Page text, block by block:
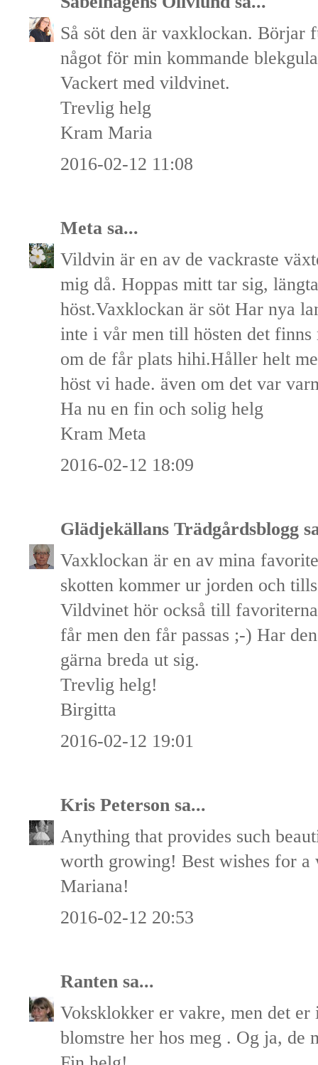
Så söt den är vaxklockan. Börjar
något för min kommande
Vackert med vildvinet.
Trevlig helg
Kram Maria
2016-02-12 11:08
Meta sa...
Vildvin är en av de vackraste
mig då. Hoppas mitt tar sig,
höst.Vaxklockan är söt Har nya
inte i vår men till hösten det finns
om de får plats hihi.Håller helt
höst vi hade. även om det var
Ha nu en fin och solig helg
Kram Meta
2016-02-12 18:09
Glädjekällans Trädgårdsblogg
Vaxklockan är en av mina
skotten kommer ur jorden och
Vildvinet hör också till
får men den får passas ;-) Har
gärna breda ut sig.
Trevlig helg!
Birgitta
2016-02-12 19:01
Kris Peterson sa...
Anything that provides such
worth growing! Best wishes for a
Mariana!
2016-02-12 20:53
Ranten sa...
Voksklokker er vakre, men det
blomstre her hos meg . Og ja, de